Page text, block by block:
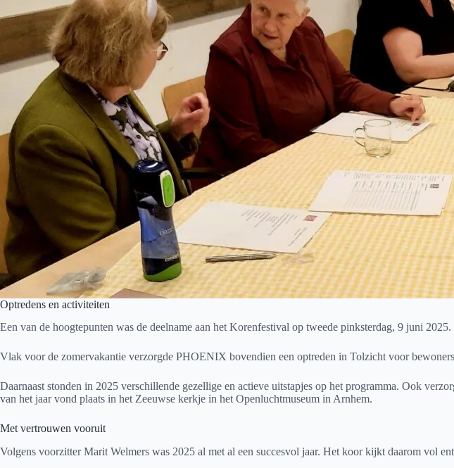
Optredens en activiteiten
Een van de hoogtepunten was de deelname aan het Korenfestival op tweede pinksterdag, 9 juni
Vlak voor de zomervakantie verzorgde PHOENIX bovendien een optreden in Tolzicht voor
Daarnaast stonden in 2025 verschillende gezellige en actieve uitstapjes op het programma. Ook
van het jaar vond plaats in het Zeeuwse kerkje in het Openluchtmuseum in Arnhem.
Met vertrouwen vooruit
Volgens voorzitter Marit Welmers was 2025 al met al een succesvol jaar. Het koor kijkt daarom vol